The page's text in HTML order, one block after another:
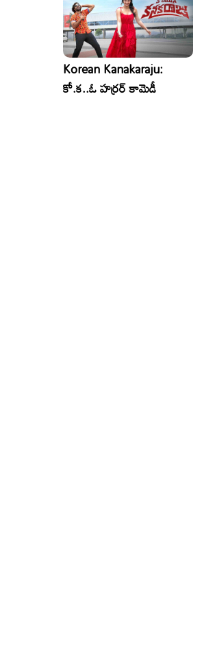
Korean Kanakaraju:
కో.క..ఓ హర్రర్ కామెడీ